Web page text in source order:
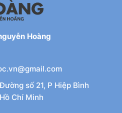
Hoàng
số 21, P Hiệp Bình
Chí Minh